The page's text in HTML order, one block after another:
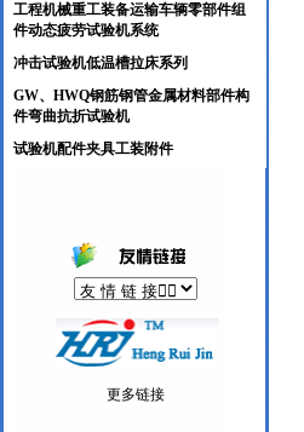
工程机械重工装备运输车辆零部件组
件动态疲劳试验机系统
冲击试验机低温槽拉床系列
GW、HWQ钢筋钢管金属材料部件构
件弯曲抗折试验机
试验机配件夹具工装附件
更多链接